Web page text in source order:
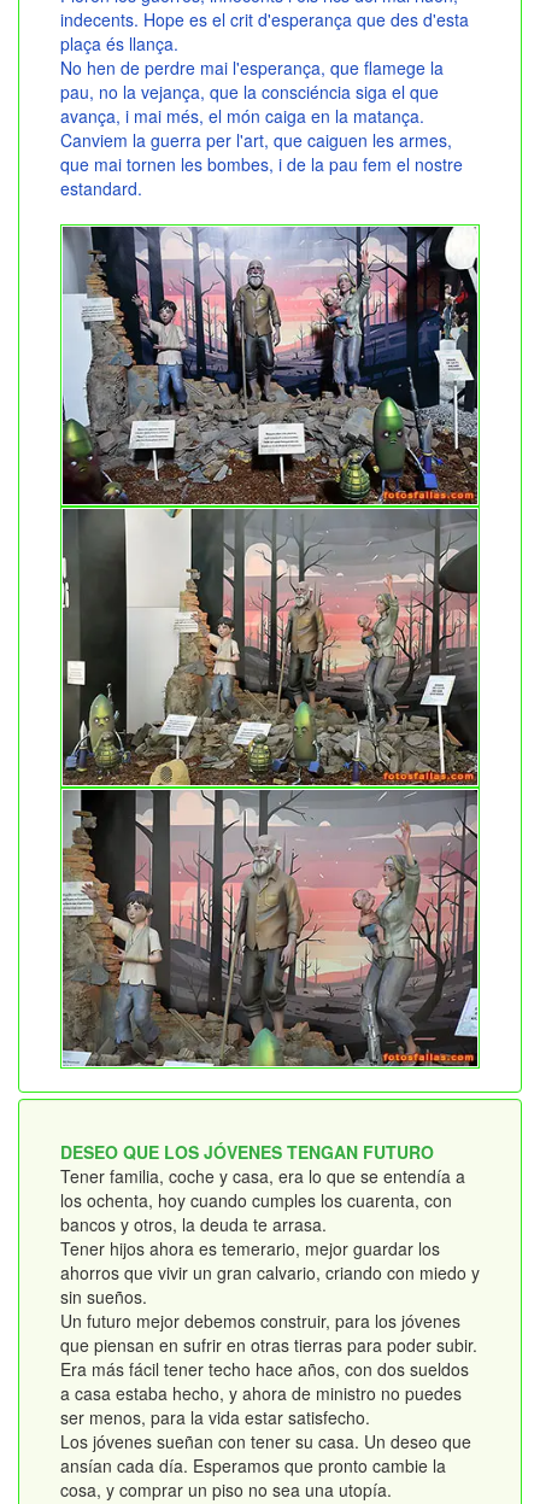
indecents. Hope es el crit d'esperança que des d'esta
plaça és llança.
No hen de perdre mai l'esperança, que flamege la
pau, no la vejança, que la consciéncia siga el que
avança, i mai més, el món caiga en la matança.
Canviem la guerra per l'art, que caiguen les armes,
que mai tornen les bombes, i de la pau fem el nostre
estandard.
DESEO QUE LOS JÓVENES TENGAN FUTURO
Tener familia, coche y casa, era lo que se entendía a
los ochenta, hoy cuando cumples los cuarenta, con
bancos y otros, la deuda te arrasa.
Tener hijos ahora es temerario, mejor guardar los
ahorros que vivir un gran calvario, criando con miedo y
sin sueños.
Un futuro mejor debemos construir, para los jóvenes
que piensan en sufrir en otras tierras para poder subir.
Era más fácil tener techo hace años, con dos sueldos
a casa estaba hecho, y ahora de ministro no puedes
ser menos, para la vida estar satisfecho.
Los jóvenes sueñan con tener su casa. Un deseo que
ansían cada día. Esperamos que pronto cambie la
cosa, y comprar un piso no sea una utopía.